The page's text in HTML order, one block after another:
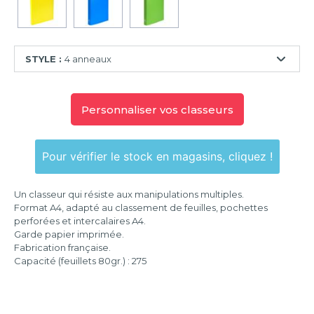
STYLE : 4 anneaux
anneaux
Personnaliser vos classeurs
Pour vérifier le stock en magasins, cliquez !
Un classeur qui résiste aux manipulations multiples.
Format A4, adapté au classement de feuilles, pochettes
perforées et intercalaires A4.
Garde papier imprimée.
Fabrication française.
Capacité (feuillets 80gr.) : 275